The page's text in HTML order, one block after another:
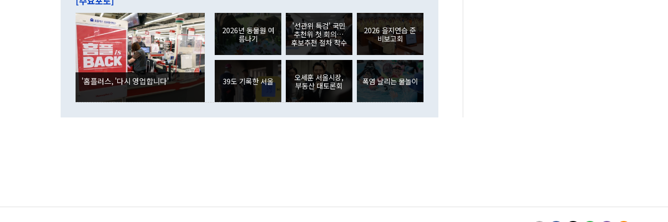
이 9월 러시아 블라디보스토크에서 열리는 '동방경제포럼(EEF)'을 언급하
며 "정부 차원에서 (참석을) 검토하고 있다"고 발언한 데 대해서도 조 장관
은 "그것은 외교부의 몫"이라며 "아직 거기까지 진도가 나가지 않았다"고
잘랐다. 정 장관이 이날 소개한 대북 구상과 설명은 정부 내 조율을 거치지
않았다는 점에서 문제가 있다. 특히 주적 표현 대체와 국호 사용, 9·19 군
사합의 복원, 4자회담 추진 등은 통일부 장관이 결정할 사안이 아니어서 월
권이라는 지적이 나오고 있다. 이 대통령은 정 장관의 업무보고를 듣고 난
뒤 "여기 업무보고에 발표했다고 승인난 건 아니다"라고 재차 확인했다. 정
부의 한 소식통은 "정 장관의 발언 내용은 대부분 국가안전보장회의(NSC)
를 거쳐 결정된 사안이 아닌 정 장관의 개인적 생각에 가깝다"며 "안보 관
련 부처 장관이 정부의 공식 정책이 아닌 사안을 추진하겠다고 업무보고를
하고 대통령의 면전에서 '국군통수권자가 나서야 한다'고 주장한 것은 심각
이나 미국은 북한에 선비핵화를 공식적으로 요구한 적이 없기 때문이다. 지
였던 올해 3월(369억9000만달러)을 넘어선 것이다. 직접투자에서는 내국
인의 해외투자가 80억1000만달러, 외국인의 국내투자가 46억3000만달러
각각 증가했다. 증권투자에서는 외국인의 국내 주식 매도세가 이어졌다. 외
국인의 국내 주식 투자는 차익실현 매도 등의 영향으로 316억1000만달러
감소하며 전월(-310억5000만달러)에 이어 역대 최대 순매도 기록을 다시
경신했다. 외국인의 국내 채권투자는 세계국채지수(WGBI) 자금 유입에도
분기 말 만기도래 영향으로 증가 폭이 줄어든 52억9000만달러를 기록했
다. 내국인의 해외 증권투자는 주식을 중심으로 35억6000만달러 증가했
다. eoyn2@newspim.com
'홈플러스, '다시 영업합니다'
2026년 동물원 여
름나기
'선관위 특검' 국민
추천위 첫 회의…
후보추천 절차 착수
2026 을지연습 준
비보고회
39도 기록한 서울
오세훈 서울시장,
부동산 대토론회
폭염 날리는 물놀이